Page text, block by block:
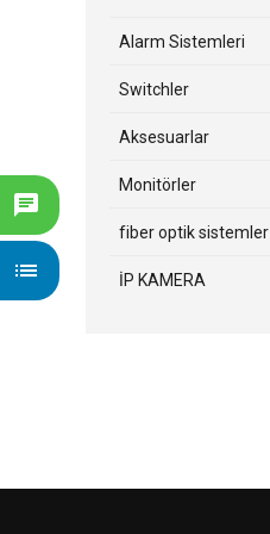
chat
list
Alarm Sistemleri
Switchler
Aksesuarlar
Monitörler
fiber optik sistemler
İP KAMERA